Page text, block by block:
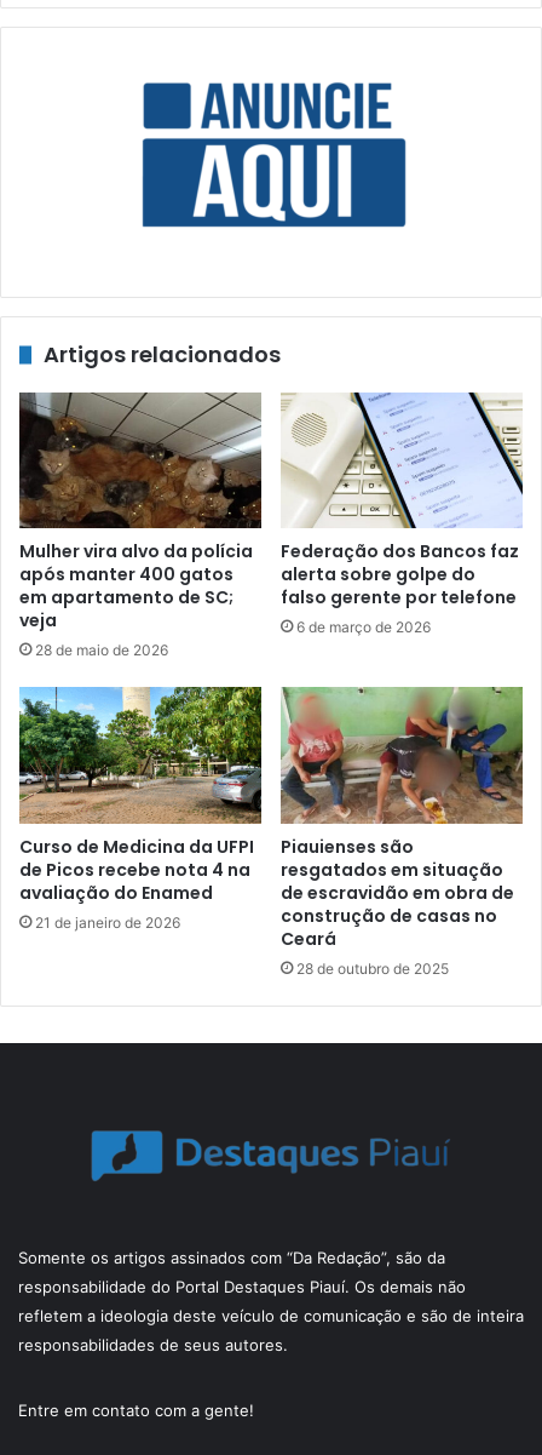
Artigos relacionados
Mulher vira alvo da polícia
após manter 400 gatos
em apartamento de SC;
veja
28 de maio de 2026
Federação dos Bancos faz
alerta sobre golpe do
falso gerente por telefone
6 de março de 2026
Curso de Medicina da UFPI
de Picos recebe nota 4 na
avaliação do Enamed
21 de janeiro de 2026
Piauienses são
resgatados em situação
de escravidão em obra de
construção de casas no
Ceará
28 de outubro de 2025
Somente os artigos assinados com “Da Redação”, são da
responsabilidade do Portal Destaques Piauí. Os demais não
refletem a ideologia deste veículo de comunicação e são de inteira
responsabilidades de seus autores.
Entre em contato com a gente!